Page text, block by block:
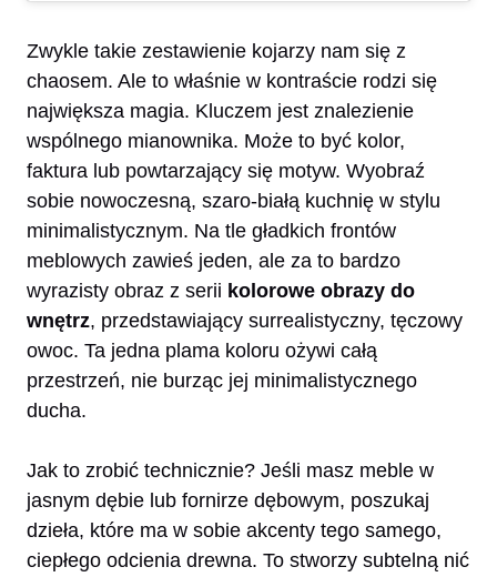
Zwykle takie zestawienie kojarzy nam się z
chaosem. Ale to właśnie w kontraście rodzi się
największa magia. Kluczem jest znalezienie
wspólnego mianownika. Może to być kolor,
faktura lub powtarzający się motyw. Wyobraź
sobie nowoczesną, szaro-białą kuchnię w stylu
minimalistycznym. Na tle gładkich frontów
meblowych zawieś jeden, ale za to bardzo
wyrazisty obraz z serii kolorowe obrazy do
wnętrz, przedstawiający surrealistyczny, tęczowy
owoc. Ta jedna plama koloru ożywi całą
przestrzeń, nie burząc jej minimalistycznego
ducha.
Jak to zrobić technicznie? Jeśli masz meble w
jasnym dębie lub fornirze dębowym, poszukaj
dzieła, które ma w sobie akcenty tego samego,
ciepłego odcienia drewna. To stworzy subtelną nić